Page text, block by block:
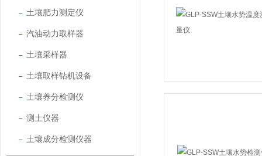
土壤肥力测定仪
汽油动力取样器
土壤采样器
土壤取样钻机设备
土壤养分检测仪
测土仪器
土壤成分检测仪器